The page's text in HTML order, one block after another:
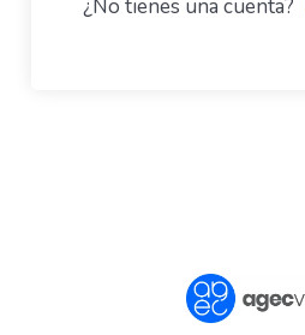
¿No tienes una cuenta?